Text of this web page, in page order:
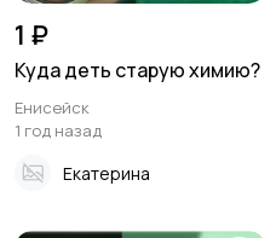
1 ₽
Куда деть старую химию?
Енисейск
1 год назад
Екатерина